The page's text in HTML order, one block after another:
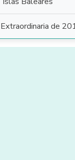
Extraordinaria de